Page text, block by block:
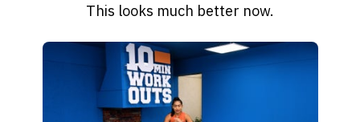
This looks much better now.